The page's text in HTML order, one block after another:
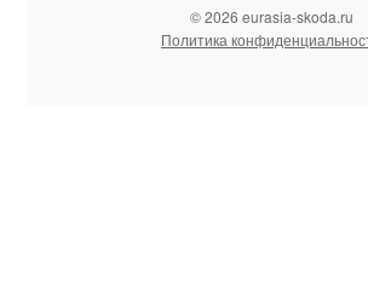
© 2026 eurasia-skoda.ru
Политика